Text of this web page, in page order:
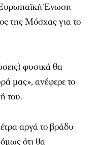
Ευρωπαϊκή Ένωση
της Μόσχας για το
φυσικά θα
μας», ανέφερε το
του.
αργά το βράδυ
ότι θα